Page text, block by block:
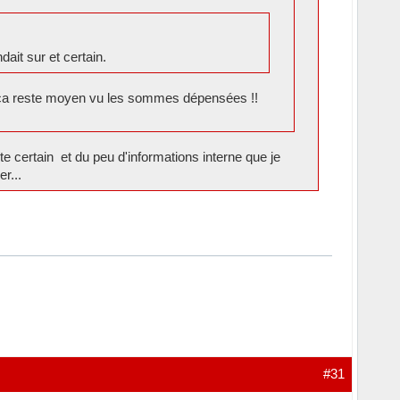
sur et certain.
reste moyen vu les sommes dépensées !!
certain et du peu d'informations interne que je
#31